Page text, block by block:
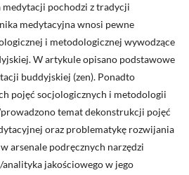
pochodzi z tradycji
medytacyjna wnosi pewne
i metodologicznej wywodzące
W artykule opisano podstawowe
buddyjskiej (zen). Ponadto
pojęć socjologicznych i metodologii
temat dekonstrukcji pojęć
oraz problematykę rozwijania
arsenale podręcznych narzędzi
jakościowego w jego